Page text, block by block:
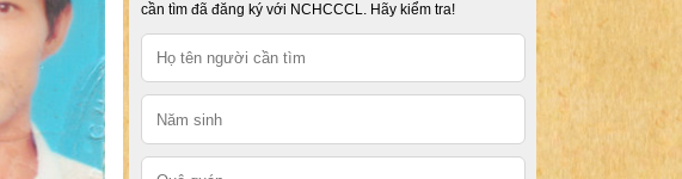
cần tìm đã đăng ký với NCHCCCL. Hãy kiểm tra!